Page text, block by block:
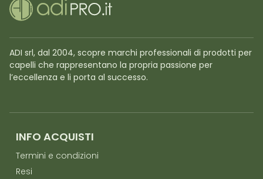
ADI srl, dal 2004, scopre marchi professionali di prodotti per
capelli che rappresentano la propria passione per
l’eccellenza e li porta al successo.
INFO ACQUISTI
Termini e condizioni
Resi